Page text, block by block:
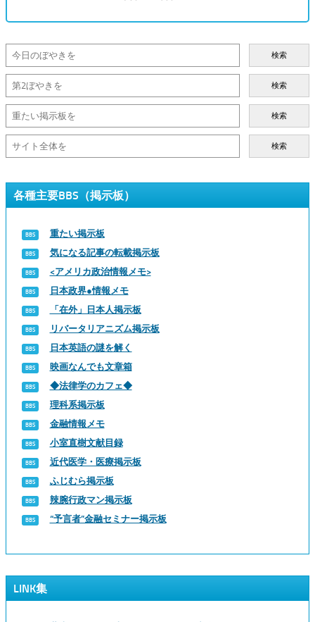
検索
検索
検索
検索
各種主要BBS（掲示板）
重たい掲示板
気になる記事の転載掲示板
<アメリカ政治情報メモ>
日本政界●情報メモ
「在外」日本人掲示板
リバータリアニズム掲示板
日本英語の謎を解く
映画なんでも文章箱
◆法律学のカフェ◆
理科系掲示板
金融情報メモ
小室直樹文献目録
近代医学・医療掲示板
ふじむら掲示板
辣腕行政マン掲示板
“予言者”金融セミナー掲示板
LINK集